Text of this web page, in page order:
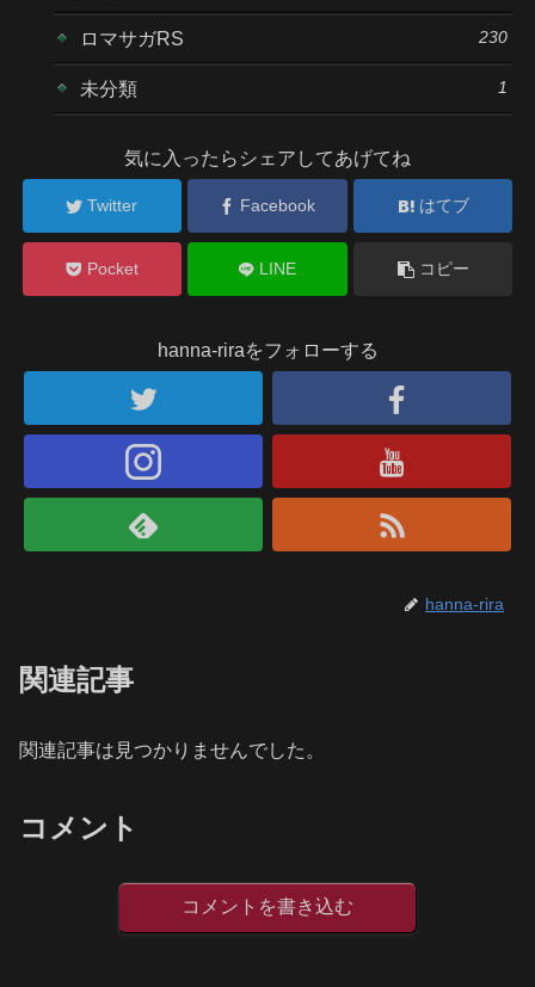
ロマサガRS 230
未分類 1
気に入ったらシェアしてあげてね
Twitter Facebook はてブ
Pocket LINE コピー
hanna-riraをフォローする
hanna-rira
関連記事
関連記事は見つかりませんでした。
コメント
コメントを書き込む